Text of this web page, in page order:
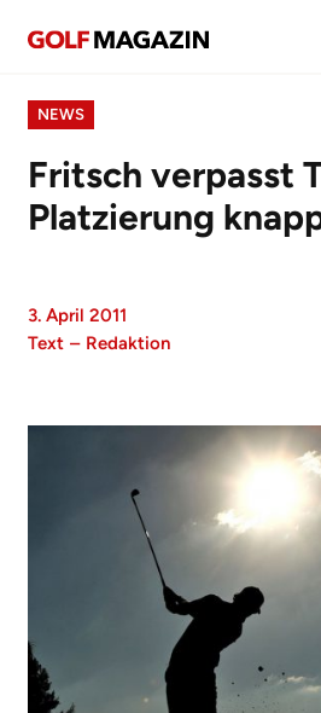
NEWS
Fritsch verpasst
Platzierung
3. April 2011
Text – Redaktion